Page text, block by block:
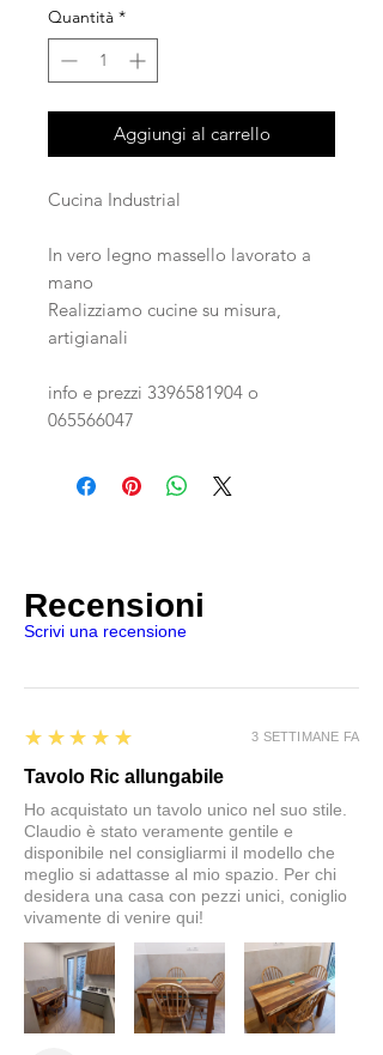
Quantità *
Aggiungi al carrello
Cucina Industrial
In vero legno massello lavorato a
mano
Realizziamo cucine su misura,
artigianali
info e prezzi 3396581904 o
065566047
Recensioni
Scrivi una recensione
5
★★★★★
Tavolo Ric allungabile
Ho acquistato un tavolo unico nel suo stile.
Claudio è stato veramente gentile e
disponibile nel consigliarmi il modello che
meglio si adattasse al mio spazio. Per chi
desidera una casa con pezzi unici, coniglio
vivamente di venire qui!
3 SETTIMANE FA